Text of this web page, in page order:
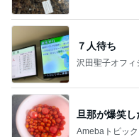
７人待ち
沢田聖子オフィ
旦那が爆笑し
Amebaトピック